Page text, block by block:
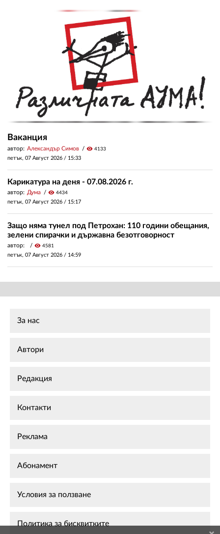
Ваканция
автор: Александър Симов visibility 4133
петък, 07 Август 2026 / 15:33
Карикатура на деня - 07.08.2026 г.
автор: Дума visibility 4434
петък, 07 Август 2026 / 15:17
Защо няма тунел под Петрохан: 110 години обещания,
зелени спирачки и държавна безотговорност
автор: visibility 4581
петък, 07 Август 2026 / 14:59
За нас
Автори
Редакция
Контакти
Реклама
Абонамент
Условия за ползване
Политика за бисквитките